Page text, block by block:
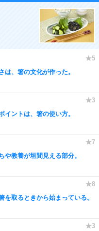
は、箸の文化が作った。
イントは、箸の使い方。
や教養が垣間見える部分。
を取るときから始まっている。